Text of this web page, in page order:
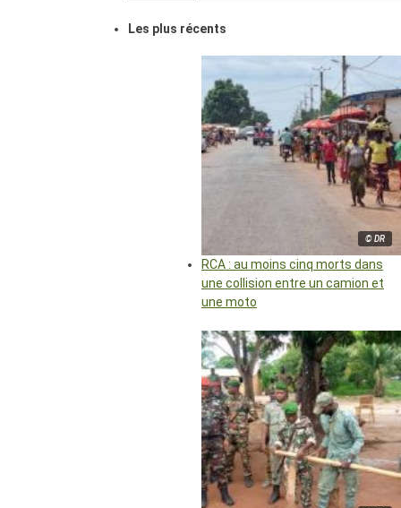
Les plus récents
© DR
RCA : au moins cinq morts dans
une collision entre un camion et
une moto